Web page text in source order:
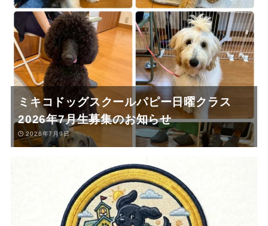
ミキコドッグスクールパピー日曜クラス
2026年7月生募集のお知らせ
2026年7月9日